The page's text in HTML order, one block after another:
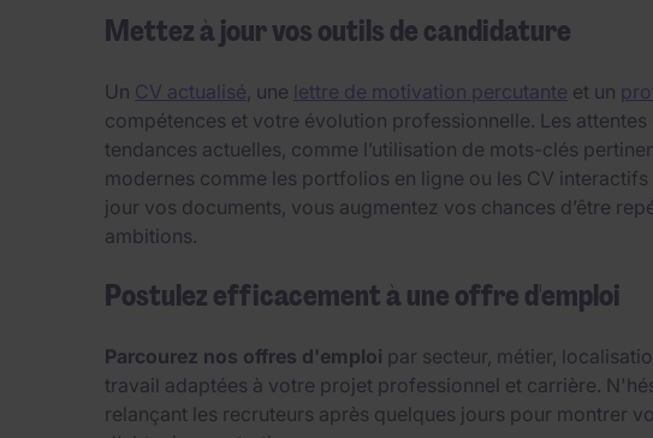
Mettez à jour vos outils de candidature
Un CV actualisé, une lettre de motivation percutante et un
compétences et votre évolution professionnelle. Les
tendances actuelles, comme l’utilisation de mots-clés
modernes comme les portfolios en ligne ou les CV
jour vos documents, vous augmentez vos chances d’être
ambitions.
Postulez efficacement à une offre d'emploi
Parcourez nos offres d'emploi par secteur, métier,
travail adaptées à votre projet professionnel et carrière.
relançant les recruteurs après quelques jours pour montrer